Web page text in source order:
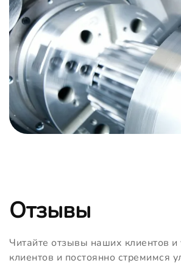
Отзывы
Читайте отзывы наших клиентов
клиентов и постоянно стремимся